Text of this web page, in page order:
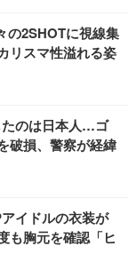
の2SHOTに視線集
リスマ性溢れる姿
たのは日本人…ゴ
破損、警察が経緯
イドルの衣装が
も胸元を確認「ヒ